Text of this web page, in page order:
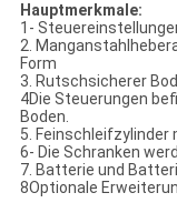
Hauptmerkmale:
1-
2.
Form
3. Rutschsicherer
4Die Steuerungen
Boden.
5.
6- Die Schranken
7. Batterie und
8Optionale